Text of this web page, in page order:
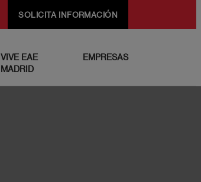
SOLICITA INFORMACIÓN
VIVE EAE
MADRID
EMPRESAS